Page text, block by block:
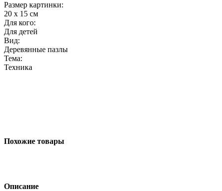
Размер картинки:
20 x 15 см
Для кого:
Для детей
Вид:
Деревянные пазлы
Тема:
Техника
Похожие товары
Описание